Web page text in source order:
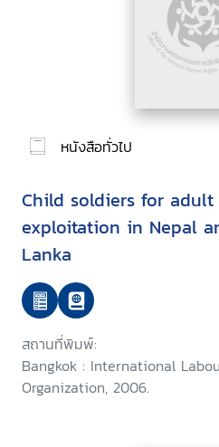
หนังสือทั่วไป
Child soldiers for adult
exploitation in Nepal
Lanka
สถานที่พิมพ์:
Bangkok : International
Organization, 2006.